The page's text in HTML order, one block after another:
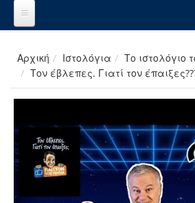
Αρχική Ιστολόγια
Το ιστολόγιο
Τον έβλεπες. Γιατί τον